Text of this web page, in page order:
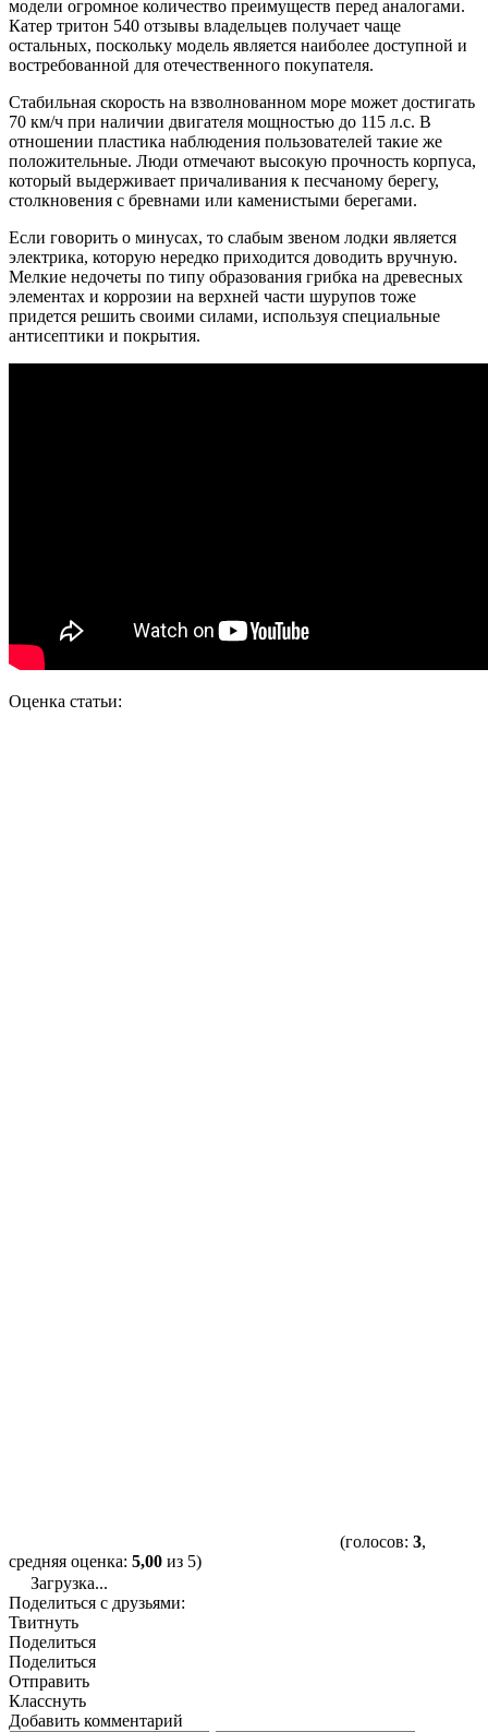
модели огромное количество преимуществ перед аналогами.
Катер тритон 540 отзывы владельцев получает чаще
остальных, поскольку модель является наиболее доступной и
востребованной для отечественного покупателя.
Стабильная скорость на взволнованном море может достигать
70 км/ч при наличии двигателя мощностью до 115 л.с. В
отношении пластика наблюдения пользователей такие же
положительные. Люди отмечают высокую прочность корпуса,
который выдерживает причаливания к песчаному берегу,
столкновения с бревнами или каменистыми берегами.
Если говорить о минусах, то слабым звеном лодки является
электрика, которую нередко приходится доводить вручную.
Мелкие недочеты по типу образования грибка на древесных
элементах и коррозии на верхней части шурупов тоже
придется решить своими силами, используя специальные
антисептики и покрытия.
Оценка статьи:
(голосов: 3,
средняя оценка: 5,00 из 5)
Загрузка...
Поделиться с друзьями:
Твитнуть
Поделиться
Поделиться
Отправить
Класснуть
Добавить комментарий